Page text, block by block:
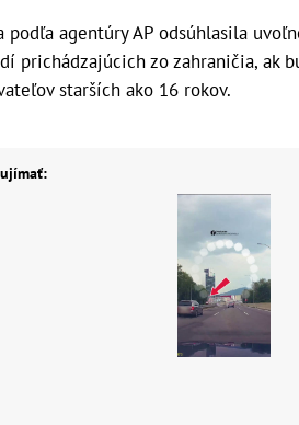
podľa agentúry AP odsúhlasila
prichádzajúcich zo zahraničia, ak
starších ako 16